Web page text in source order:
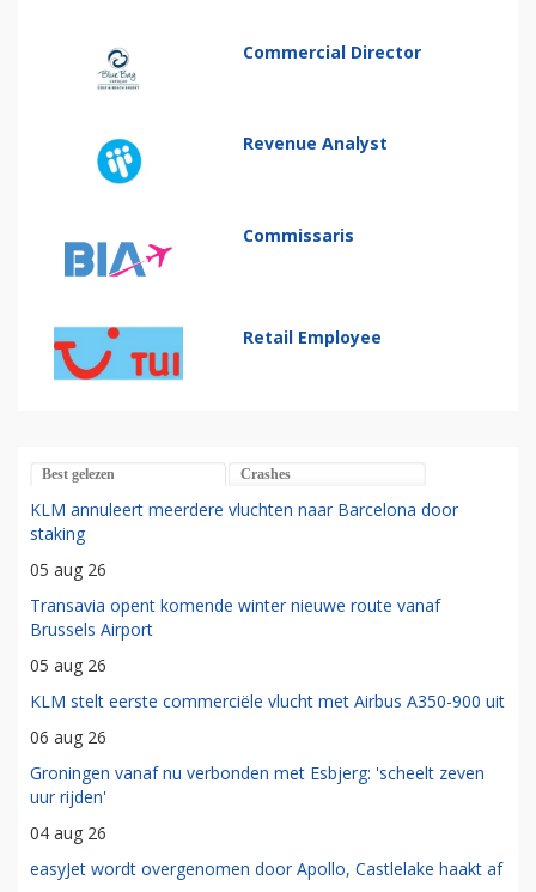
Commercial Director
Revenue Analyst
Commissaris
Retail Employee
Best gelezen Crashes
KLM annuleert meerdere vluchten naar Barcelona door
staking
05 aug 26
Transavia opent komende winter nieuwe route vanaf
Brussels Airport
05 aug 26
KLM stelt eerste commerciële vlucht met Airbus A350-900 uit
06 aug 26
Groningen vanaf nu verbonden met Esbjerg: 'scheelt zeven
uur rijden'
04 aug 26
easyJet wordt overgenomen door Apollo, Castlelake haakt af